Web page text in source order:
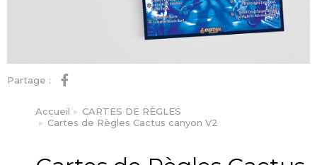
Partage :
Vous êtes ici :
Accueil
CARTES DE RÈGLES
Cartes de Règles Cactus canyon V2